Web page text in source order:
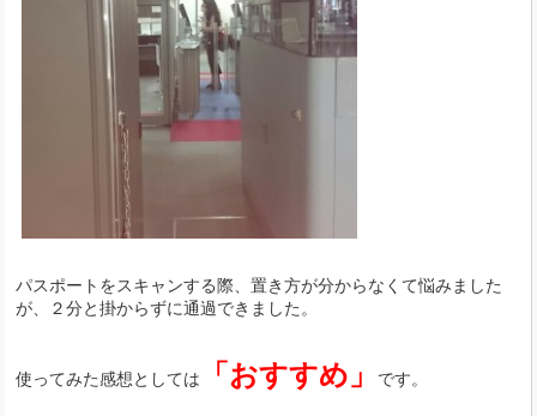
パスポートをスキャンする際、置き方が分からなくて悩みました
が、２分と掛からずに通過できました。
使ってみた感想としては 「おすすめ」 です。